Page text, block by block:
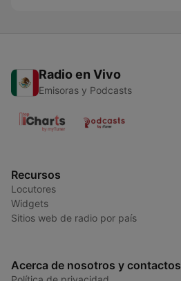
Radio en Vivo
Emisoras y Podcasts
Recursos
Locutores
Widgets
Sitios web de radio por país
Acerca de nosotros y contactos